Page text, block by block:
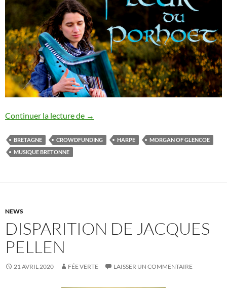
Continuer la lecture de Morgan of Glencoe : crowdfunding
→
BRETAGNE CROWDFUNDING HARPE
MORGAN OF GLENCOE
MUSIQUE BRETONNE
NEWS
DISPARITION DE JACQUES
PELLEN
21 AVRIL 2020 FÉE VERTE LAISSER UN COMMENTAIRE